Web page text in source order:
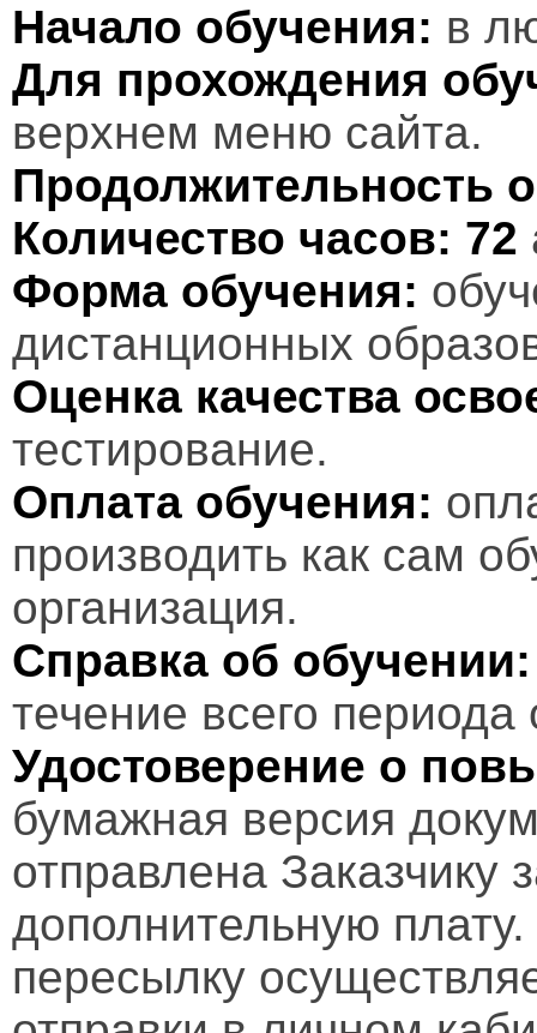
Начало обучения: в
Для прохождения
верхнем меню сайта.
Продолжительность
Количество часов: 72
Форма обучения:
дистанционных
Оценка качества
тестирование.
Оплата обучения:
производить как сам
организация.
Справка об обучении:
течение всего периода
Удостоверение о
бумажная версия
отправлена Заказчику
дополнительную
пересылку